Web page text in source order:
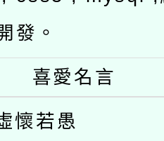
發。
喜愛名言
懷若愚